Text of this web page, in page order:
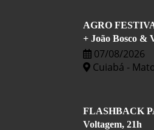
AGRO
+ João Bosco &
07/08/2026
Cuiabá -
FLASHBACK
Voltagem, 21h